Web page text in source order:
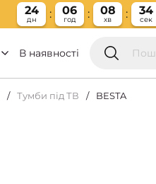
24
дн
06
год
08
хв
33
сек
В наявності
Тумби під ТВ BESTA